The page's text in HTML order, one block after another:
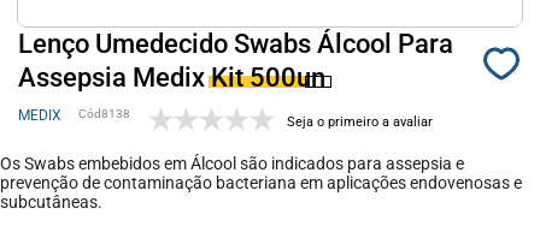
Lenço Umedecido Swabs Álcool Para
Assepsia Medix Kit 500un
MEDIX 8138 Seja o primeiro a avaliar
Os Swabs embebidos em Álcool são indicados para assepsia e
prevenção de contaminação bacteriana em aplicações endovenosas e
subcutâneas.